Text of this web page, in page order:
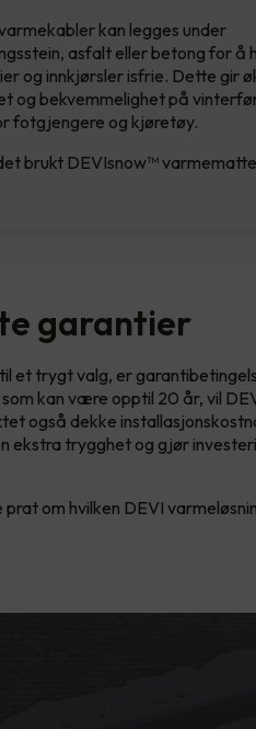
varmekabler kan legges under
asfalt eller betong for å
og innkjørsler isfrie. Dette gir
og bekvemmelighet på
fotgjengere og kjøretøy.
brukt DEVIsnow™
garantier
et trygt valg, er
kan være opptil 20 år, vil
også dekke
trygghet og gjør
om hvilken DEVI